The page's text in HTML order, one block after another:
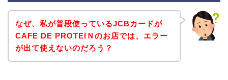
なぜ、私が普段使っているJCBカードが
CAFE DE PROTEIＮのお店では、エラー
が出て使えないのだろう？